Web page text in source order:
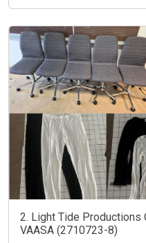
2. Light Tide Productions
VAASA (2710723-8)